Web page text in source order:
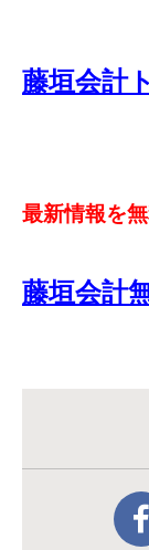
藤垣会計
最新情報を
藤垣会計